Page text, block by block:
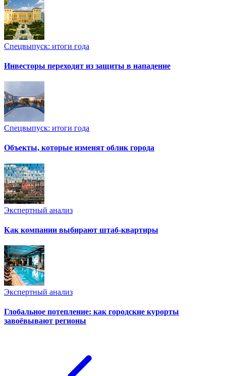
Спецвыпуск: итоги года
Инвесторы переходят из защиты в нападение
Спецвыпуск: итоги года
Объекты, которые изменят облик города
Экспертный анализ
Как компании выбирают штаб-квартиры
Экспертный анализ
Глобальное потепление: как городские курорты
завоёвывают регионы